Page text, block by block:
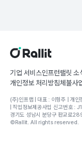
기업 서비스인프런랠릿 소
개인정보 처리방침체불사
(주)인프랩 | 대표 : 이형주 | 개
| 직업정보제공사업 신고번호
경기도 성남시 분당구 판교로
©Rallit. All rights reserved.